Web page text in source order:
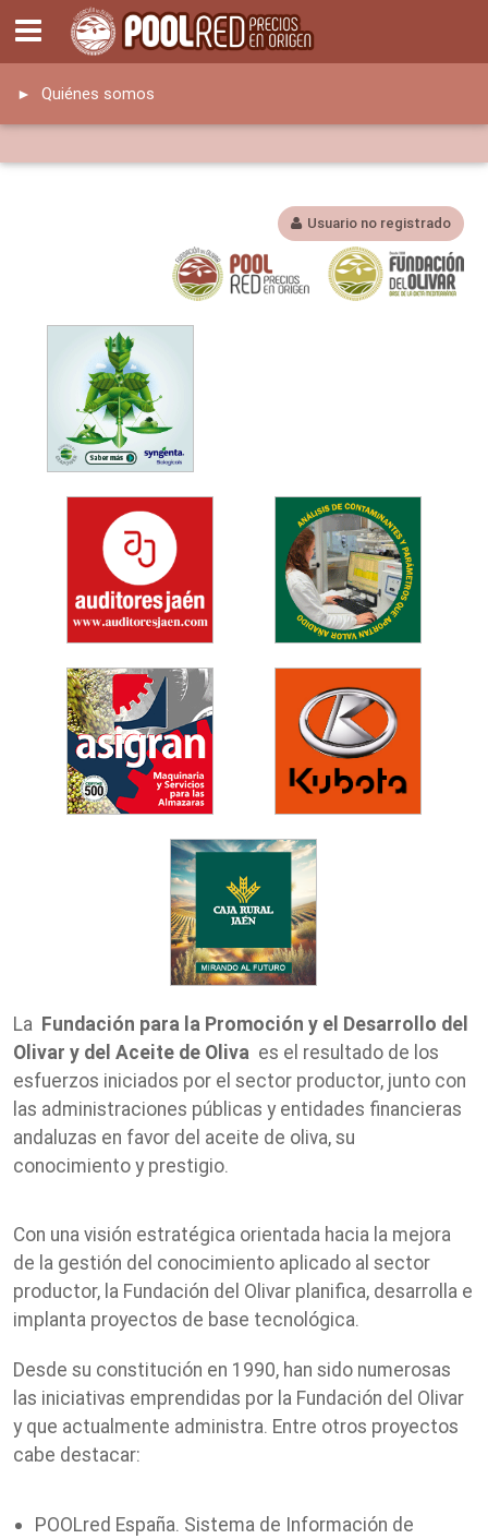
► Quiénes somos
Usuario no registrado
La Fundación para la Promoción y el Desarrollo del
Olivar y del Aceite de Olivaes el resultado de los
esfuerzos iniciados por el sector productor, junto con
las administraciones públicas y entidades financieras
andaluzas en favor del aceite de oliva, su
conocimiento y prestigio.
Con una visión estratégica orientada hacia la mejora
de la gestión del conocimiento aplicado al sector
productor, la Fundación del Olivar planifica, desarrolla e
implanta proyectos de base tecnológica.
Desde su constitución en 1990, han sido numerosas
las iniciativas emprendidas por la Fundación del Olivar
y que actualmente administra. Entre otros proyectos
cabe destacar:
POOLred España. Sistema de Información de